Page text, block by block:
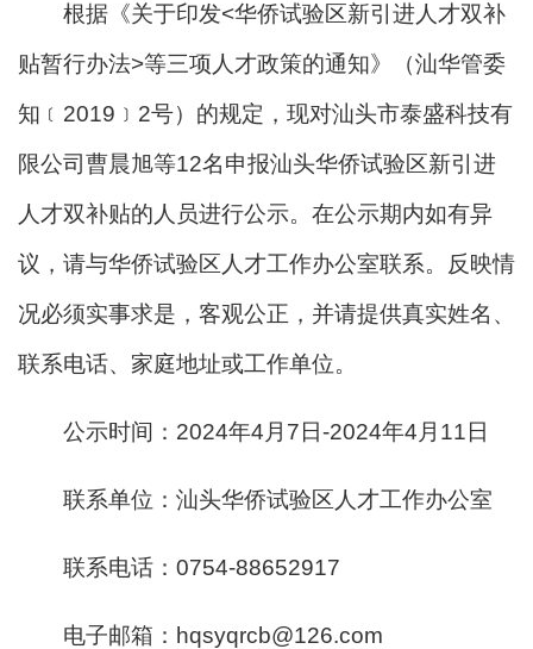
根据《关于印发<华侨试验区新引进人才双补
贴暂行办法>等三项人才政策的通知》（汕华管委
知﹝2019﹞2号）的规定，现对汕头市泰盛科技有
限公司曹晨旭等12名申报汕头华侨试验区新引进
人才双补贴的人员进行公示。在公示期内如有异
议，请与华侨试验区人才工作办公室联系。反映情
况必须实事求是，客观公正，并请提供真实姓名、
联系电话、家庭地址或工作单位。
公示时间：2024年4月7日-2024年4月11日
联系单位：汕头华侨试验区人才工作办公室
联系电话：0754-88652917
电子邮箱：hqsyqrcb@126.com